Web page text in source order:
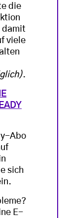
die
damit
viele
.
Abo
sich
E-